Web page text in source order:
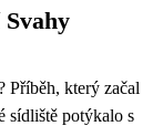
Příběh, který začal
sídliště potýkalo s